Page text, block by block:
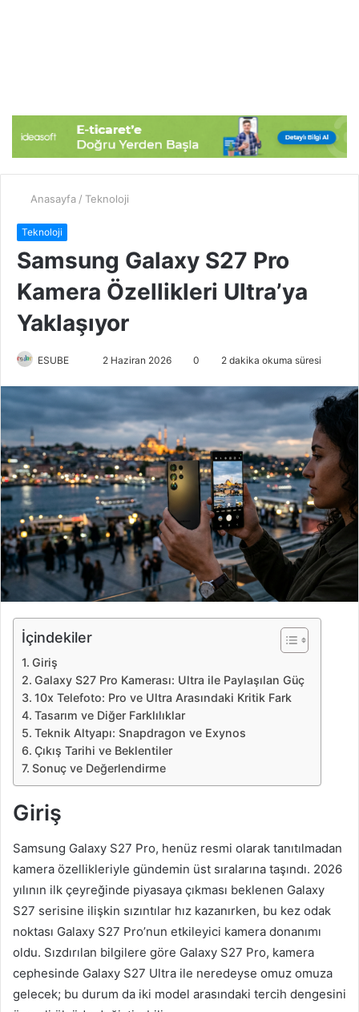
Anasayfa / Teknoloji
Teknoloji
Samsung Galaxy S27 Pro
Kamera Özellikleri Ultra’ya
Yaklaşıyor
ESUBE
-
p
o
t
a
g
ö
n
e
2 Haziran 2026 0 2 dakika okuma süresi
İçindekiler
Giriş
Galaxy S27 Pro Kamerası: Ultra ile Paylaşılan Güç
10x Telefoto: Pro ve Ultra Arasındaki Kritik Fark
Tasarım ve Diğer Farklılıklar
Teknik Altyapı: Snapdragon ve Exynos
Çıkış Tarihi ve Beklentiler
Sonuç ve Değerlendirme
Giriş
Samsung Galaxy S27 Pro, henüz resmi olarak tanıtılmadan
kamera özellikleriyle gündemin üst sıralarına taşındı. 2026
yılının ilk çeyreğinde piyasaya çıkması beklenen Galaxy
S27 serisine ilişkin sızıntılar hız kazanırken, bu kez odak
noktası Galaxy S27 Pro’nun etkileyici kamera donanımı
oldu. Sızdırılan bilgilere göre Galaxy S27 Pro, kamera
cephesinde Galaxy S27 Ultra ile neredeyse omuz omuza
gelecek; bu durum da iki model arasındaki tercih dengesini